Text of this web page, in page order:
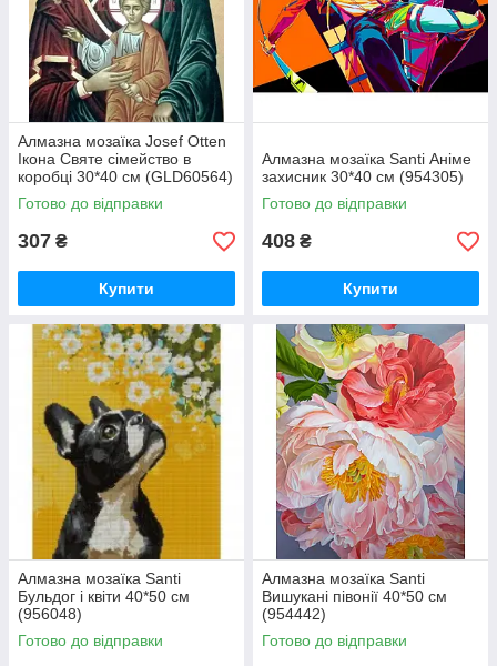
Алмазна мозаїка Josef Otten
Ікона Святе сімейство в
коробці 30*40 см (GLD60564)
Готово до відправки
307 ₴
Купити
Алмазна мозаїка Santi Аніме
захисник 30*40 см (954305)
Готово до відправки
408 ₴
Купити
Алмазна мозаїка Santi
Бульдог і квіти 40*50 см
(956048)
Готово до відправки
Алмазна мозаїка Santi
Вишукані півонії 40*50 см
(954442)
Готово до відправки